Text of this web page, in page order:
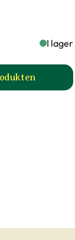
I lager
till Blompinnar